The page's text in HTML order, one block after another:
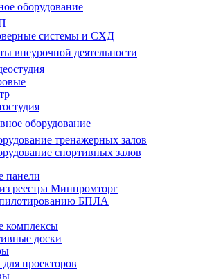
оборудование
системы и СХД
внеурочной деятельности
оборудование
тренажерных залов
спортивных залов
панели
реестра Минпромторг
БПЛА
комплексы
доски
проекторов